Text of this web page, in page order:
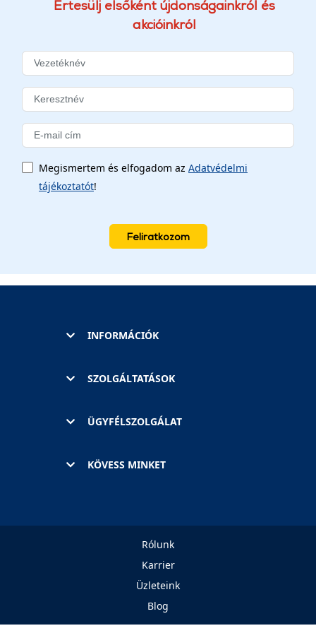
Értesülj elsőként újdonságainkról és
akcióinkról
Megismertem és elfogadom az Adatvédelmi
tájékoztatót!
Feliratkozom
INFORMÁCIÓK
SZOLGÁLTATÁSOK
ÜGYFÉLSZOLGÁLAT
KÖVESS MINKET
Rólunk
Karrier
Üzleteink
Blog